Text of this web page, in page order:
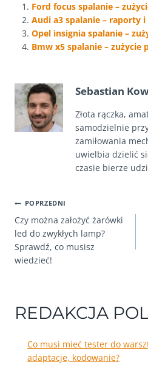
Ford focus spalanie –
Audi a3 spalanie – raporty
Opel insignia spalanie –
Bmw x5 spalanie – zużycie
Sebastian
Złota rączka,
samodzielnie
zamiłowania
uwielbia dzielić
czasie bierze
NAWIGACJA
WPISU
POPRZEDNI
Czy można założyć żarówki
led do zwykłych lamp?
Sprawdź, co musisz
wiedzieć!
REDAKCJA
Co musi mieć tester do
adaptacje, kodowanie?